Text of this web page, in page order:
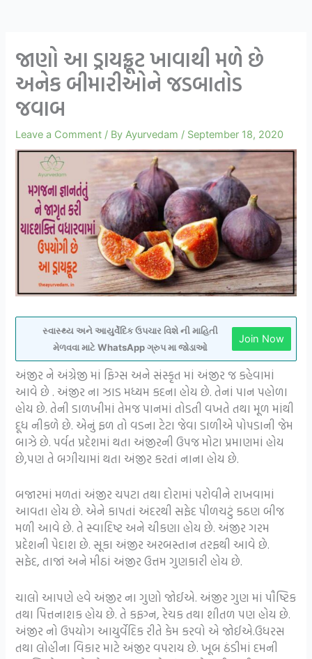
જાણો આ ડ્રાયફ્રૂટ ખાવાથી મળે છે
અનેક બીમારીઓને જડબાતોડ
જવાબ
Leave a Comment / ByAyurvedam / September 18, 2020
સ્વાસ્થ્ય અને આયુર્વેદિક ઉપચાર વિશે ની માહિતી
મેળવવા માટે WhatsApp ગ્રુપ મા જોડાઓ
Join Now
અંજીર ને અંગ્રેજી માં ફિગ્સ અને સંસ્કૃત માં અંજીર જ કહેવામાં
આવે છે . અંજીર ના ઝાડ મધ્યમ કદના હોય છે. તેનાં પાન પહોળા
હોય છે. તેની ડાળખીમાં તેમજ પાનમાં તોડતી વખતે તથા મૂળ માંથી
દૂધ નીકળે છે. એનું ફળ તો વડના ટેટા જેવા ડાળીએ પોપડાની જેમ
બાઝે છે. પર્વત પ્રદેશમાં થતા અંજીરની ઉપજ મોટા પ્રમાણમાં હોય
છે,પણ તે બગીચામાં થતા અંજીર કરતાં નાના હોય છે.
બજારમાં મળતાં અંજીર ચપટા તથા દોરામાં પરોવીને રાખવામાં
આવતા હોય છે. એને કાપતાં અંદરથી સફેદ પીળચટું કઠણ બીજ
મળી આવે છે. તે સ્વાદિષ્ટ અને ચીકણા હોય છે. અંજીર ગરમ
પ્રદેશની પેદાશ છે. સૂકા અંજીર અરબસ્તાન તરફથી આવે છે.
સફેદ, તાજાં અને મીઠાં અંજીર ઉત્તમ ગુણકારી હોય છે.
ચાલો આપણે હવે અંજીર ના ગુણો જોઈએ. અંજીર ગુણ માં પૌષ્ટિક
તથા પિત્તનાશક હોય છે. તે કફગ્ન, રેચક તથા શીતળ પણ હોય છે.
અંજીર નો ઉપયોગ આયુર્વેદિક રીતે કેમ કરવો એ જોઈએ.ઉધરસ
તથા લોહીના વિકાર માટે અંજીર વપરાય છે. ખૂબ ઠંડીમાં દમની